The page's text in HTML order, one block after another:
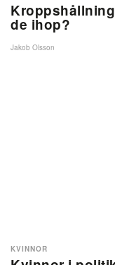
de ihop?
Jakob Olsson
KVINNOR